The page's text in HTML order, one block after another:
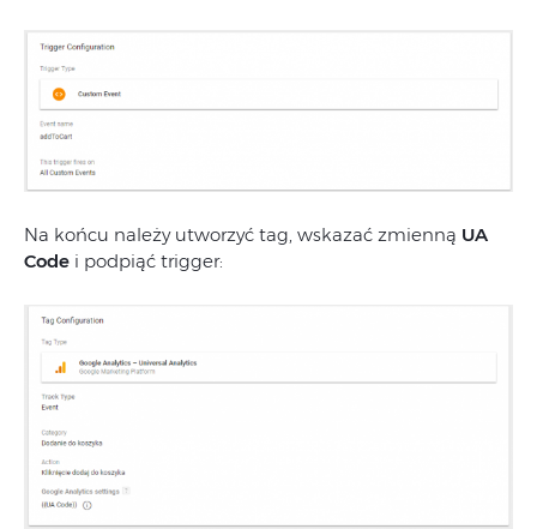
Na końcu należy utworzyć tag, wskazać zmienną UA
Code i podpiąć trigger: